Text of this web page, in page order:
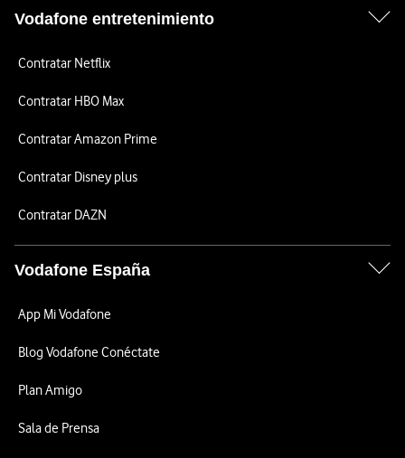
Vodafone entretenimiento
Contratar Netflix
Contratar HBO Max
Contratar Amazon Prime
Contratar Disney plus
Contratar DAZN
Vodafone España
App Mi Vodafone
Blog Vodafone Conéctate
Plan Amigo
Sala de Prensa